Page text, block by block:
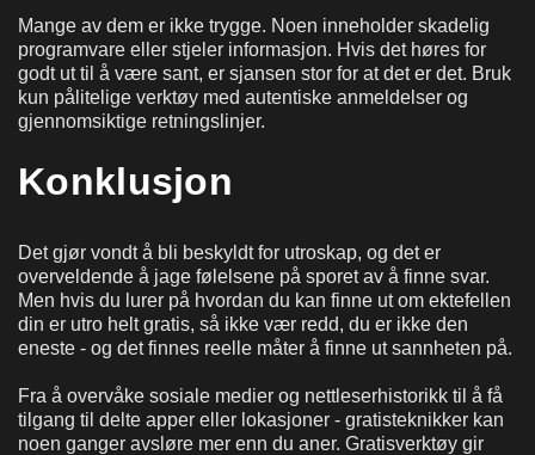
Mange av dem er ikke trygge. Noen inneholder skadelig
programvare eller stjeler informasjon. Hvis det høres for
godt ut til å være sant, er sjansen stor for at det er det. Bruk
kun pålitelige verktøy med autentiske anmeldelser og
gjennomsiktige retningslinjer.
Konklusjon
Det gjør vondt å bli beskyldt for utroskap, og det er
overveldende å jage følelsene på sporet av å finne svar.
Men hvis du lurer på hvordan du kan finne ut om ektefellen
din er utro helt gratis, så ikke vær redd, du er ikke den
eneste - og det finnes reelle måter å finne ut sannheten på.
Fra å overvåke sosiale medier og nettleserhistorikk til å få
tilgang til delte apper eller lokasjoner - gratisteknikker kan
noen ganger avsløre mer enn du aner. Gratisverktøy gir